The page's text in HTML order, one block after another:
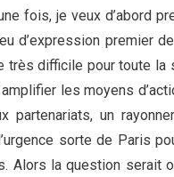
fois, je veux d’abord
d’expression premier
très difficile pour toute la
les moyens
partenariats, un
sorte de Paris
Alors la question serait